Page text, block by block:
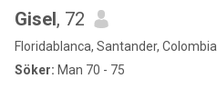
Gisel, 72
Floridablanca, Santander, Colombia
Söker: Man 70 - 75